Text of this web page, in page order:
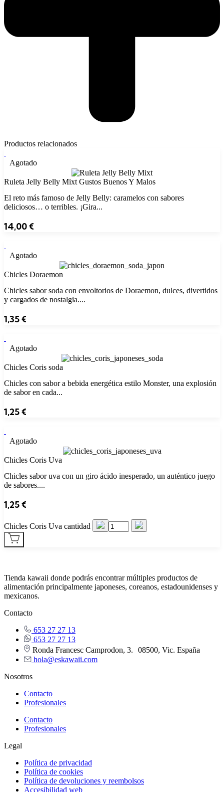
Productos relacionados
Agotado
Ruleta Jelly Belly Mixt Gustos Buenos Y Malos
El reto más famoso de Jelly Belly: caramelos con sabores
deliciosos… o terribles. ¡Gira...
14,00€
Agotado
Chicles Doraemon
Chicles sabor soda con envoltorios de Doraemon, dulces, divertidos
y cargados de nostalgia....
1,35€
Agotado
Chicles Coris soda
Chicles con sabor a bebida energética estilo Monster, una explosión
de sabor en cada...
1,25€
Agotado
Chicles Coris Uva
Chicles sabor uva con un giro ácido inesperado, un auténtico juego
de sabores....
1,25€
Chicles Coris Uva cantidad
Tienda kawaii donde podrás encontrar múltiples productos de
alimentación principalmente japoneses, coreanos, estadounidenses y
mexicanos.
Contacto
653 27 27 13
653 27 27 13
Ronda Francesc Camprodon, 3. 08500, Vic. España
hola@eskawaii.com
Nosotros
Contacto
Profesionales
Contacto
Profesionales
Legal
Política de privacidad
Política de cookies
Política de devoluciones y reembolsos
Accesibilidad web